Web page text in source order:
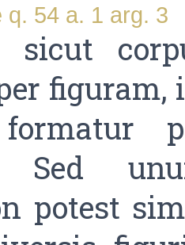
q. 54 a. 1 arg. 3
sicut
figuram,
Sed
potest